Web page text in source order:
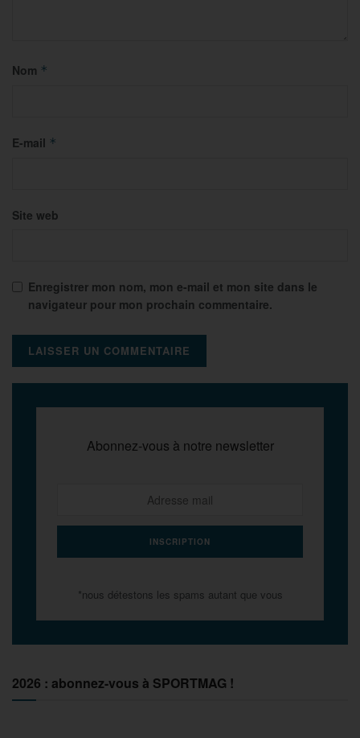
Nom *
E-mail *
Site web
Enregistrer mon nom, mon e-mail et mon site dans le
navigateur pour mon prochain commentaire.
Abonnez-vous à notre newsletter
*nous détestons les spams autant que vous
2026 : abonnez-vous à SPORTMAG !